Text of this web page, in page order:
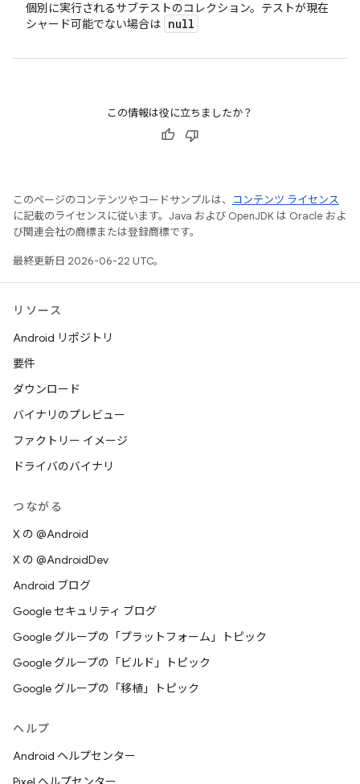
個別に実行されるサブテストのコレクション。テストが現在
シャード可能でない場合は null
この情報は役に立ちましたか？
このページのコンテンツやコードサンプルは、
コンテンツ ライセンス
に記載のライセンスに従います。Java および OpenJDK は Oracle およ
び関連会社の商標または登録商標です。
最終更新日 2026-06-22 UTC。
リソース
Android リポジトリ
要件
ダウンロード
バイナリのプレビュー
ファクトリー イメージ
ドライバのバイナリ
つながる
X の @Android
X の @AndroidDev
Android ブログ
Google セキュリティ ブログ
Google グループの「プラットフォーム」トピック
Google グループの「ビルド」トピック
Google グループの「移植」トピック
ヘルプ
Android ヘルプセンター